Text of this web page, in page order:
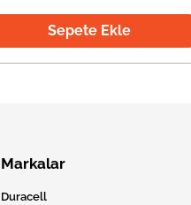
Sepete Ekle
Markalar
Duracell